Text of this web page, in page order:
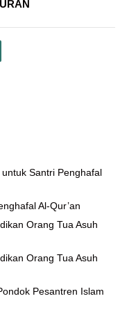
Santri Penghafal
Al-Qur’an
Orang Tua Asuh
Orang Tua Asuh
Pesantren Islam